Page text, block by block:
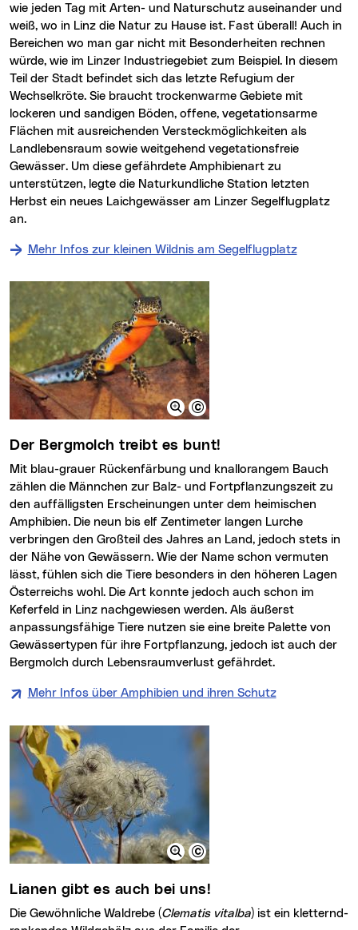
wie jeden Tag mit Arten- und Naturschutz auseinander und
weiß, wo in Linz die Natur zu Hause ist. Fast überall! Auch in
Bereichen wo man gar nicht mit Besonderheiten rechnen
würde, wie im Linzer Industriegebiet zum Beispiel. In diesem
Teil der Stadt befindet sich das letzte Refugium der
Wechselkröte. Sie braucht trockenwarme Gebiete mit
lockeren und sandigen Böden, offene, vegetationsarme
Flächen mit ausreichenden Versteckmöglichkeiten als
Landlebensraum sowie weitgehend vegetationsfreie
Gewässer. Um diese gefährdete Amphibienart zu
unterstützen, legte die Naturkundliche Station letzten
Herbst ein neues Laichgewässer am Linzer Segelflugplatz
an.
Mehr Infos zur kleinen Wildnis am Segelflugplatz
Der Bergmolch treibt es bunt!
Mit blau-grauer Rückenfärbung und knallorangem Bauch
zählen die Männchen zur Balz- und Fortpflanzungszeit zu
den auffälligsten Erscheinungen unter dem heimischen
Amphibien. Die neun bis elf Zentimeter langen Lurche
verbringen den Großteil des Jahres an Land, jedoch stets in
der Nähe von Gewässern. Wie der Name schon vermuten
lässt, fühlen sich die Tiere besonders in den höheren Lagen
Österreichs wohl. Die Art konnte jedoch auch schon im
Keferfeld in Linz nachgewiesen werden. Als äußerst
anpassungsfähige Tiere nutzen sie eine breite Palette von
Gewässertypen für ihre Fortpflanzung, jedoch ist auch der
Bergmolch durch Lebensraumverlust gefährdet.
Mehr Infos über Amphibien und ihren Schutz
Lianen gibt es auch bei uns!
Die Gewöhnliche Waldrebe (Clematis vitalba) ist ein kletternd-